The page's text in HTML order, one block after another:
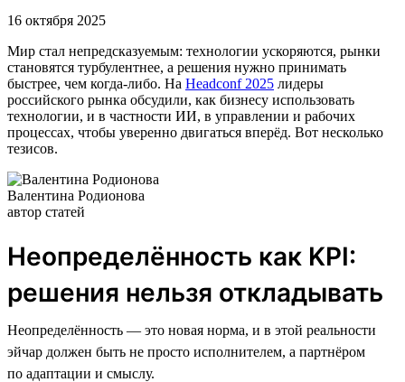
16 октября 2025
Мир стал непредсказуемым: технологии ускоряются, рынки
становятся турбулентнее, а решения нужно принимать
быстрее, чем когда-либо. На Headсonf 2025 лидеры
российского рынка обсудили, как бизнесу использовать
технологии, и в частности ИИ, в управлении и рабочих
процессах, чтобы уверенно двигаться вперёд. Вот несколько
тезисов.
Валентина Родионова
автор статей
Неопределённость как KPI:
решения нельзя откладывать
Неопределённость — это новая норма, и в этой реальности
эйчар должен быть не просто исполнителем, а партнёром
по адаптации и смыслу.